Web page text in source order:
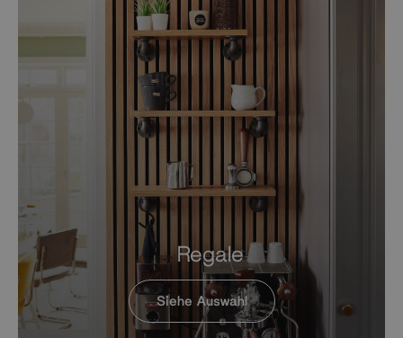
Regale
Siehe Auswahl